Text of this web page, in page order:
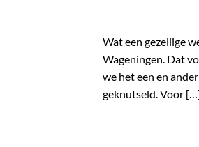
Wat een gezellige
Wageningen. Dat
we het een en
geknutseld. Voor